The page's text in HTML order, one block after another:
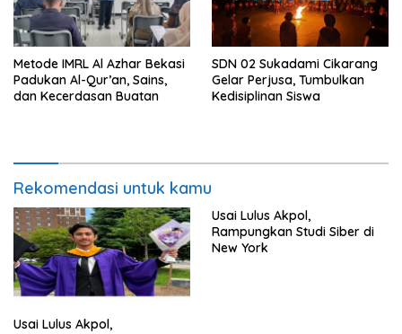
Metode IMRL Al Azhar Bekasi
Padukan Al-Qur’an, Sains,
dan Kecerdasan Buatan
SDN 02 Sukadami Cikarang
Gelar Perjusa, Tumbulkan
Kedisiplinan Siswa
Rekomendasi untuk kamu
Usai Lulus Akpol,
Usai Lulus Akpol,
Rampungkan Studi Siber di
New York